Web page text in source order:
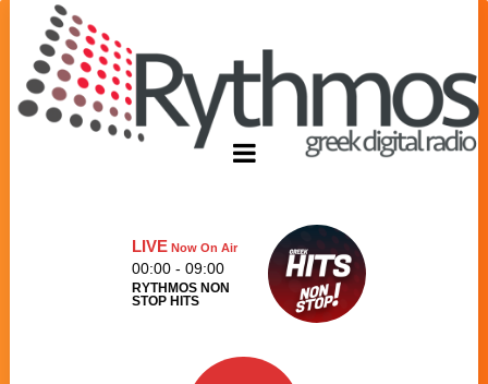
LIVENow On Air
00:00 - 09:00
RYTHMOS NON
STOP HITS